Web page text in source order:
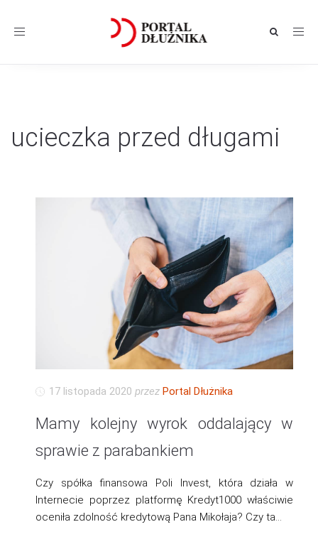
Toggle
ucieczka przed długami
17 listopada 2020 przez Portal Dłużnika
Mamy kolejny wyrok oddalający w
sprawie z parabankiem
Czy spółka finansowa Poli Invest, która działa w
Internecie poprzez platformę Kredyt1000 właściwie
oceniła zdolność kredytową Pana Mikołaja? Czy ta…